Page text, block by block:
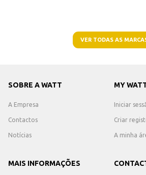
VER TODAS AS
SOBRE A WATT
A Empresa
Contactos
Notícias
MY
Iniciar
Criar
A minha
MAIS INFORMAÇÕES